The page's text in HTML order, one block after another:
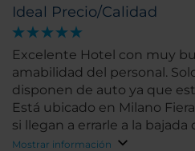
Ideal Precio/Calidad
Excelente Hotel con muy
amabilidad del personal.
disponen de auto ya que
Está ubicado en Milano
si llegan a errarle a la
parar a otra parte del predio
Mostrar información